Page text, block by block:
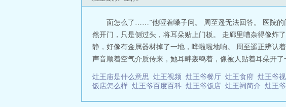
整片林子讲着同一段历史。绿皮车
饭听一桩事，解一段怨还一份债。师
看见自己的脸。【钓系绿茶招鬼哥×
2.双洁，女比男强，内含大量bg，男
所愿遂心 灶王宴[公路灵异]
面怎么了……”他哑着嗓子问。 周至遥无法回答。 医院
然开门，只是侧过头，将耳朵贴上门板。 走廊里嘈杂得像炸
静，好像有金属器材掉了一地，哗啦啦地响。 周至遥正辨认
声音顺着空气介质传来，她耳畔轰鸣着，像被人贴着耳朵开
灶王庙是什么意思 灶王视频 灶王爷餐厅 灶王食府 灶王爷
饭店怎么样 灶王爷百度百科 灶王爷饭店 灶王祠简介 灶王